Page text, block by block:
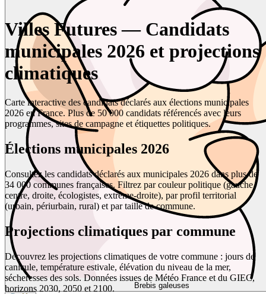
Brebis galeuses
Villes Futures — Candidats
municipales 2026 et projections
climatiques
Carte interactive des candidats déclarés aux élections municipales
2026 en France. Plus de 50 000 candidats référencés avec leurs
programmes, sites de campagne et étiquettes politiques.
Élections municipales 2026
Consultez les candidats déclarés aux municipales 2026 dans plus de
34 000 communes françaises. Filtrez par couleur politique (gauche,
centre, droite, écologistes, extrême-droite), par profil territorial
(urbain, périurbain, rural) et par taille de commune.
Projections climatiques par commune
Découvrez les projections climatiques de votre commune : jours de
canicule, température estivale, élévation du niveau de la mer,
sécheresses des sols. Données issues de Météo France et du GIEC,
horizons 2030, 2050 et 2100.